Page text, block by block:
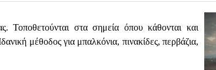
Τοποθετούνται στα σημεία όπου κάθονται και
μέθοδος για μπαλκόνια, πινακίδες, περβάζια,